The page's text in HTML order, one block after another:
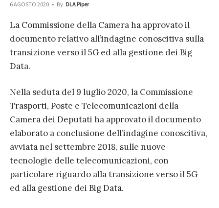
6 AGOSTO 2020 • By DLA Piper
La Commissione della Camera ha approvato il
documento relativo all’indagine conoscitiva sulla
transizione verso il 5G ed alla gestione dei Big
Data.
Nella seduta del 9 luglio 2020, la Commissione
Trasporti, Poste e Telecomunicazioni della
Camera dei Deputati ha approvato il documento
elaborato a conclusione dell’indagine conoscitiva,
avviata nel settembre 2018, sulle nuove
tecnologie delle telecomunicazioni, con
particolare riguardo alla transizione verso il 5G
ed alla gestione dei Big Data.